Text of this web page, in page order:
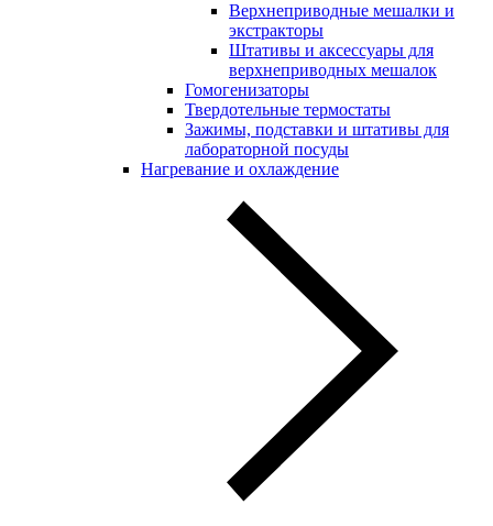
Верхнеприводные мешалки и
экстракторы
Штативы и аксессуары для
верхнеприводных мешалок
Гомогенизаторы
Твердотельные термостаты
Зажимы, подставки и штативы для
лабораторной посуды
Нагревание и охлаждение